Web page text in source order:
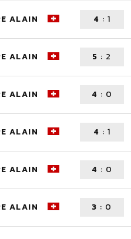
ALAIN 4 : 1
ALAIN 5 : 2
ALAIN 4 : 0
ALAIN 4 : 1
ALAIN 4 : 0
ALAIN 3 : 0